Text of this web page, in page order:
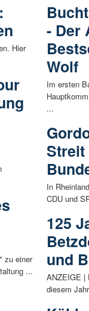
Hier
zu einer
...
- Der
Wolf
Im ersten
...
In
CDU und
125
und
ANZEIGE |
diesem